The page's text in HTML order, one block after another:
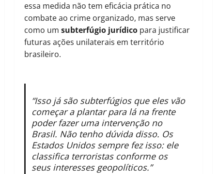
essa medida não tem eficácia prática no
combate ao crime organizado, mas serve
como um subterfúgio jurídico para justificar
futuras ações unilaterais em território
brasileiro.
“Isso já são subterfúgios que eles vão
começar a plantar para lá na frente
poder fazer uma intervenção no
Brasil. Não tenho dúvida disso. Os
Estados Unidos sempre fez isso: ele
classifica terroristas conforme os
seus interesses geopolíticos.”